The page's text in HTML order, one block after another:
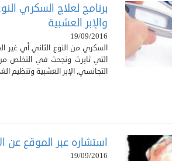
برنامج لعلاج السكري
والإبر العشبية
19/09/2016
السكري من النوع الثاني أي غير
التي ثابرت ونجحت في التخلص
التجانسي, الإبر العشبية وتنظيم
استشاره عبر الموقع عن
19/09/2016